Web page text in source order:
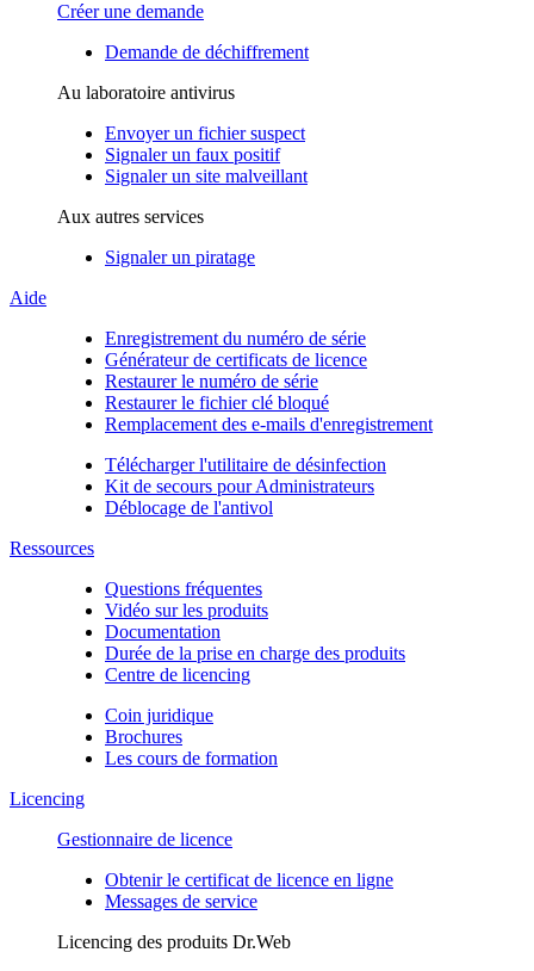
Créer une demande
Demande de déchiffrement
Au laboratoire antivirus
Envoyer un fichier suspect
Signaler un faux positif
Signaler un site malveillant
Aux autres services
Signaler un piratage
Aide
Enregistrement du numéro de série
Générateur de certificats de licence
Restaurer le numéro de série
Restaurer le fichier clé bloqué
Remplacement des e-mails d'enregistrement
Télécharger l'utilitaire de désinfection
Kit de secours pour Administrateurs
Déblocage de l'antivol
Ressources
Questions fréquentes
Vidéo sur les produits
Documentation
Durée de la prise en charge des produits
Centre de licencing
Coin juridique
Brochures
Les cours de formation
Licencing
Gestionnaire de licence
Obtenir le certificat de licence en ligne
Messages de service
Licencing des produits Dr.Web